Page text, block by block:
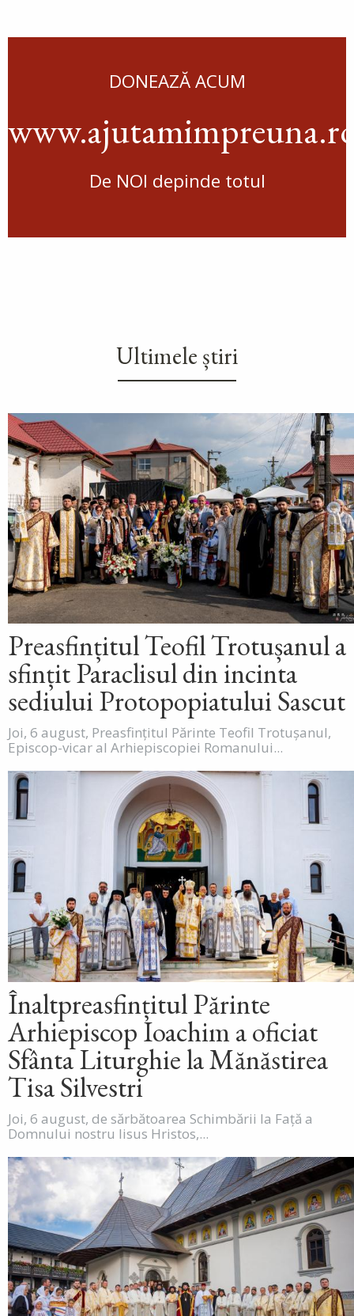
DONEAZĂ ACUM
De NOI depinde totul
Ultimele știri
Preasfințitul Teofil Trotușanul a
sfințit Paraclisul din incinta
sediului Protopopiatului Sascut
Joi, 6 august, Preasfințitul Părinte Teofil Trotușanul,
Episcop-vicar al Arhiepiscopiei Romanului...
Înaltpreasfințitul Părinte
Arhiepiscop Ioachim a oficiat
Sfânta Liturghie la Mănăstirea
Tisa Silvestri
Joi, 6 august, de sărbătoarea Schimbării la Față a
Domnului nostru Iisus Hristos,...